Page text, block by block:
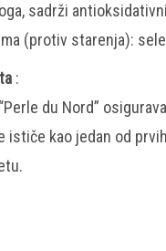
sadrži
(protiv starenja):
:
du Nord”
ističe kao jedan od